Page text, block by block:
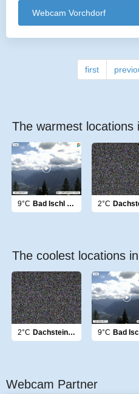
Webcam Vorchdorf
first
The warmest locations
9°C Bad Ischl Dachstein 2°C
The coolest locations
2°C Dachsteingletscher 9°C
Webcam Partner